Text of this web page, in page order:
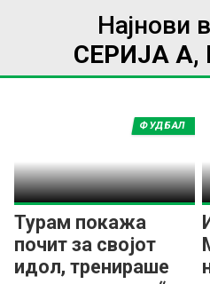
Најнови
СЕРИЈА
Турам покажа
почит за својот
идол, тренираше
ФУДБАЛ